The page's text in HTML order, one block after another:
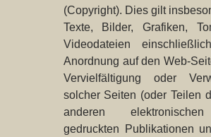
(Copyright). Dies gilt
Texte, Bilder, Grafiken,
Videodateien
Anordnung auf den Web-
Vervielfältigung oder
solcher Seiten (oder Teilen
anderen
gedruckten Publikationen